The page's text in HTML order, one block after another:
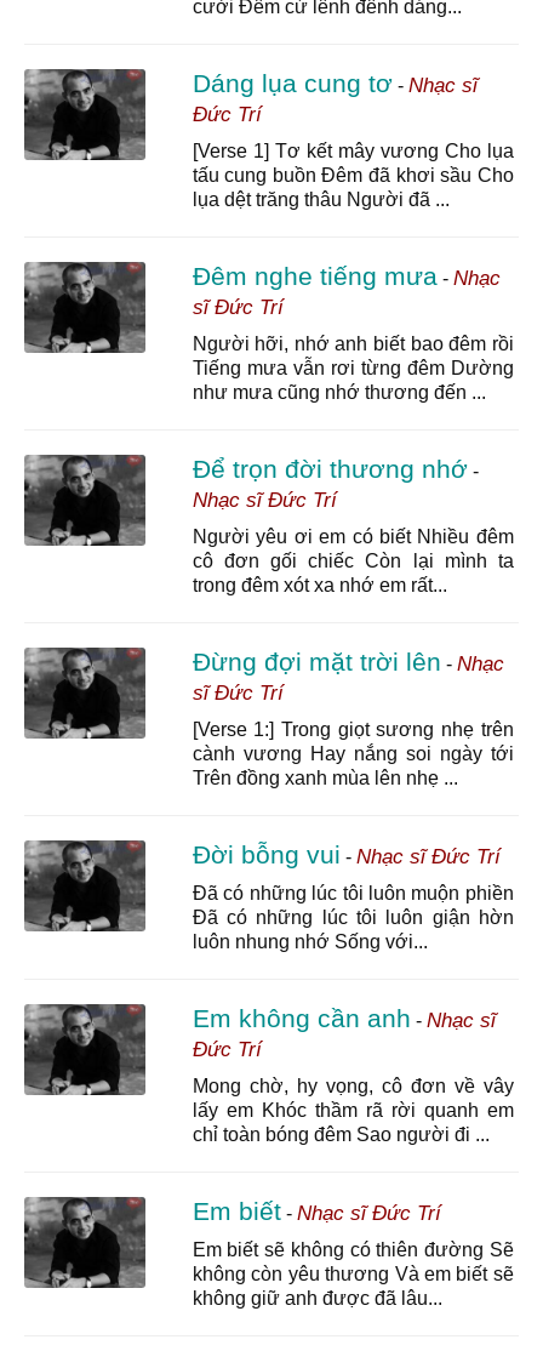
cười Đêm cứ lênh đênh dáng...
Dáng lụa cung tơ- Nhạc sĩ
Đức Trí
[Verse 1] Tơ kết mây vương Cho lụa
tấu cung buồn Đêm đã khơi sầu Cho
lụa dệt trăng thâu Người đã ...
Đêm nghe tiếng mưa- Nhạc
sĩ Đức Trí
Người hỡi, nhớ anh biết bao đêm rồi
Tiếng mưa vẫn rơi từng đêm Dường
như mưa cũng nhớ thương đến ...
Để trọn đời thương nhớ-
Nhạc sĩ Đức Trí
Người yêu ơi em có biết Nhiều đêm
cô đơn gối chiếc Còn lại mình ta
trong đêm xót xa nhớ em rất...
Đừng đợi mặt trời lên - Nhạc
sĩ Đức Trí
[Verse 1:] Trong giọt sương nhẹ trên
cành vương Hay nắng soi ngày tới
Trên đồng xanh mùa lên nhẹ ...
Đời bỗng vui - Nhạc sĩ Đức Trí
Đã có những lúc tôi luôn muộn phiền
Đã có những lúc tôi luôn giận hờn
luôn nhung nhớ Sống với...
Em không cần anh - Nhạc sĩ
Đức Trí
Mong chờ, hy vọng, cô đơn về vây
lấy em Khóc thầm rã rời quanh em
chỉ toàn bóng đêm Sao người đi ...
Em biết- Nhạc sĩ Đức Trí
Em biết sẽ không có thiên đường Sẽ
không còn yêu thương Và em biết sẽ
không giữ anh được đã lâu...